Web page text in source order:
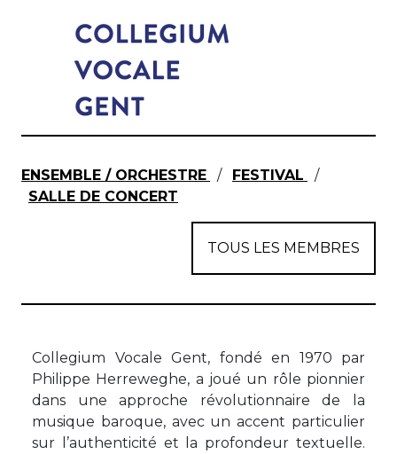
ENSEMBLE / ORCHESTRE / FESTIVAL
/
SALLE DE CONCERT
TOUS LES MEMBRES
Collegium Vocale Gent, fondé en 1970 par
Philippe Herreweghe, a joué un rôle pionnier
dans une approche révolutionnaire de la
musique baroque, avec un accent particulier
sur l’authenticité et la profondeur textuelle.